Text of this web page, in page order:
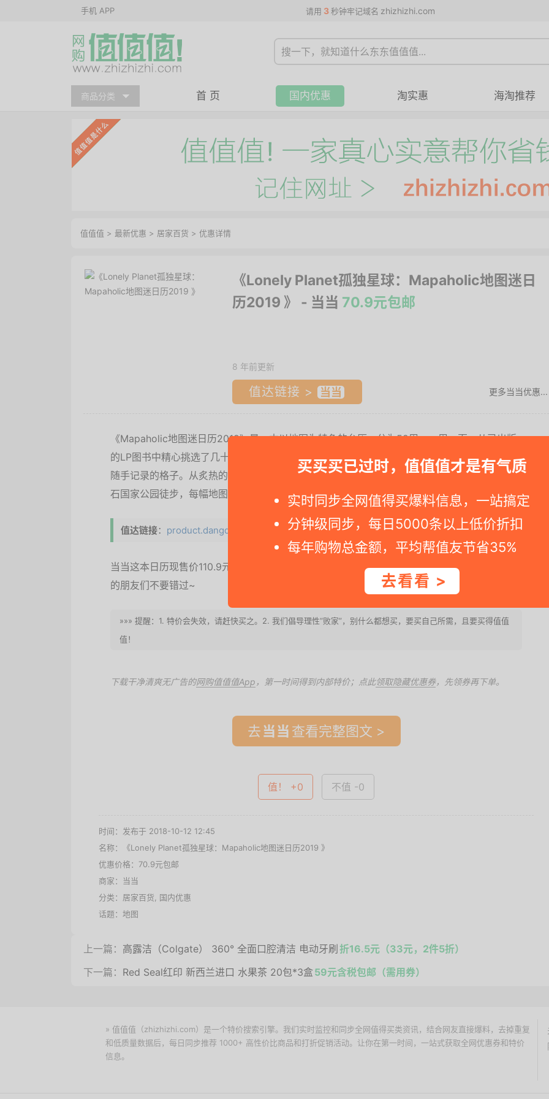
手机 APP 请用 3 秒钟牢记域名 zhizhizhi.com
商品分类 首 页 国内优惠 淘实惠 海淘推荐
买买买已过时，值值值才是有气质
实时同步全网值得买爆料信息，一站搞定
分钟级同步，每日5000条以上低价折扣
每年购物总金额，平均帮值友节省35%
去看看 >
值值值 > 最新优惠 > 居家百货 > 优惠详情
《Lonely Planet孤独星球：Mapaholic地图迷日
历2019 》
- 当当 70.9元包邮
8 年前更新
值达链接 > 更多当当优惠...
《Mapaholic地图迷日历2019》是一本以地图为特色的台历，分为52周，一周一页，从已出版
的LP图书中精心挑选了几十幅地图，配上一段两三行的文字，概述目的地特征，还有供消费者
随手记录的格子。从炙热的南太平洋诸岛到冰天雪地的南极洲，从西伯利亚大铁路之旅到美国黄
石国家公园徒步，每幅地图都配以简短有趣的文字，让你足不出户就能领略万千世界。
值达链接： product.dangdang.com/25340390....
当当这本日历现售价110.9元，参加每满100减40的活动，实付70.9元包邮，为近期好价，喜欢
的朋友们不要错过~
»»» 提醒：1. 特价会失效，请赶快买之。2. 我们倡导理性“败家”，别什么都想买，要买自己所需，且要买得值值
值！
下载干净清爽无广告的网购值值值App ，第一时间得到内部特价；点此领取隐藏优惠券，先领券再下单。
去 查看完整图文 >
值！ +0 不值 -0
时间：发布于 2018-10-12 12:45
名称：
《Lonely Planet孤独星球：Mapaholic地图迷日历2019 》
优惠价格： 70.9元包邮
商家：
当当
分类： 居家百货
国内优惠
话题： 地图
上一篇： 高露洁（Colgate） 360° 全面口腔清洁 电动牙刷 折16.5元（33元，2件5折）
下一篇： Red Seal红印 新西兰进口 水果茶 20包*3盒59元含税包邮（需用券）
» 值值值（zhizhizhi.com）是一个特价搜索引擎。我们实时监控和同步全网值得买类资讯，结合网友直接爆料，去掉重复
和低质量数据后，每日同步推荐 1000+ 高性价比商品和打折促销活动。让你在第一时间，一站式获取全网优惠券和特价
信息。